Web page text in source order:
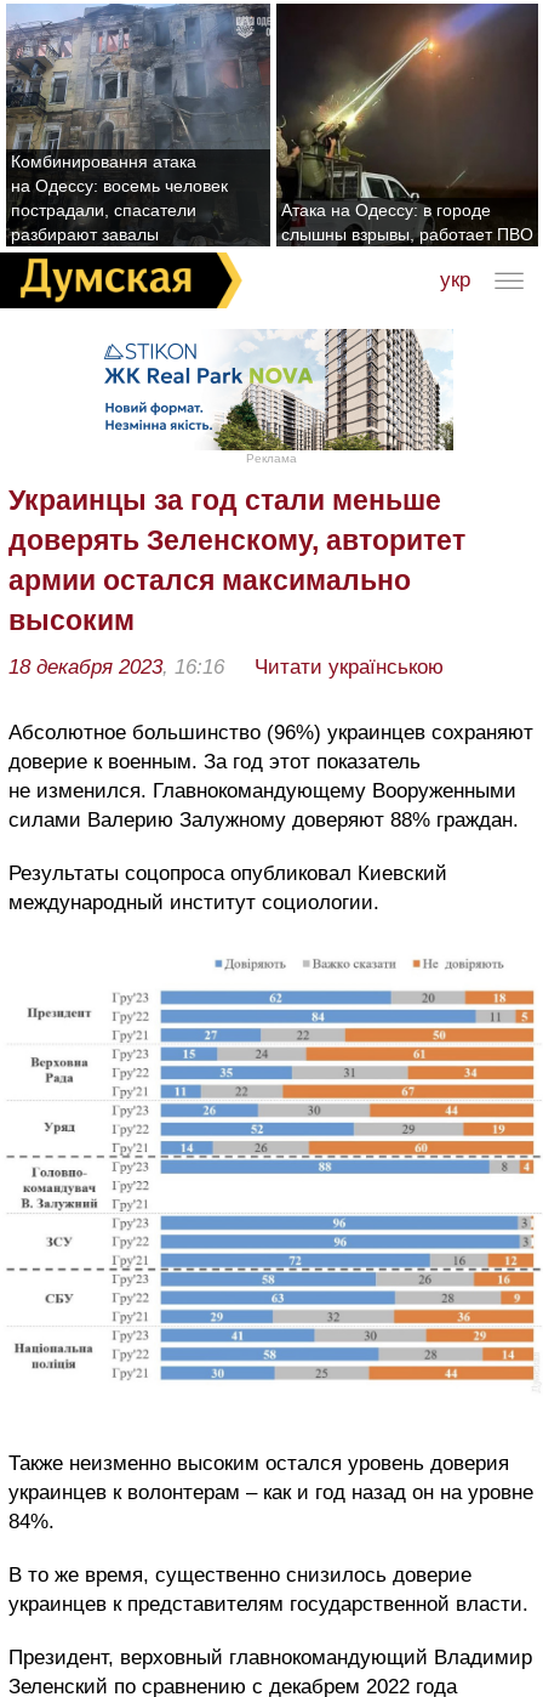
Комбинировання атака
на Одессу: восемь человек
пострадали, спасатели
разбирают завалы
Атака на Одессу: в городе
слышны взрывы, работает ПВО
укр
Реклама
Украинцы за год стали меньше
доверять Зеленскому, авторитет
армии остался максимально
высоким
18 декабря 2023, 16:16 Читати українською
Абсолютное большинство (96%) украинцев сохраняют
доверие к военным. За год этот показатель
не изменился. Главнокомандующему Вооруженными
силами Валерию Залужному доверяют 88% граждан.
Результаты соцопроса опубликовал Киевский
международный институт социологии.
Также неизменно высоким остался уровень доверия
украинцев к волонтерам – как и год назад он на уровне
84%.
В то же время, существенно снизилось доверие
украинцев к представителям государственной власти.
Президент, верховный главнокомандующий Владимир
Зеленский по сравнению с декабрем 2022 года